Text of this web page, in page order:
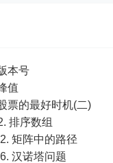
本号
值
票的最好时机(二)
排序数组
矩阵中的路径
汉诺塔问题